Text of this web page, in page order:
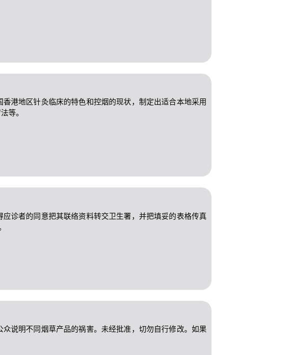
港地区针灸临床的特色和控烟的现状，制定出适合本地采用
等。
诊者的同意把其联络资料转交卫生署，并把填妥的表格传真
说明不同烟草产品的祸害。未经批准，切勿自行修改。如果